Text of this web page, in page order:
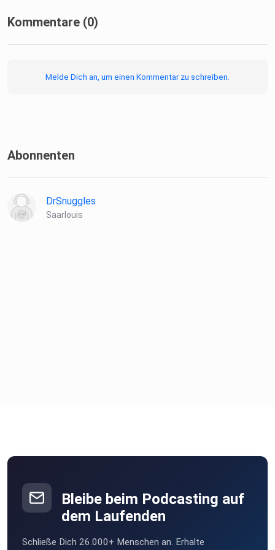
Schicken Sie Ihre Themenvorschläge für zukünftige Folgen
zu neuen Podcast Folgen verarbeiten zu können.
Kommentare (0)
Melde Dich an, um einen Kommentar zu schreiben.
Abonnenten
DrSnuggles
Saarlouis
Bleibe beim Podcasting auf
dem Laufenden
Schließe Dich 26.000+ Menschen an. Erhalte